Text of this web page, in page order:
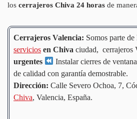
los cerrajeros Chiva 24 horas de
Cerrajeros Valencia: Somos parte de
servicios en Chiva ciudad, cerrajeros
urgentes
Instalar cierres de
de calidad con garantía demostrable.
Dirección: Calle Severo Ochoa, 7,
Chiva, Valencia, España.